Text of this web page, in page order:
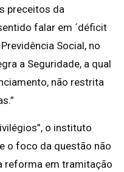
preceitos da
falar em ´déficit
Social, no
a Seguridade, a qual
não restrita
o instituto
o foco da questão não
reforma em tramitação